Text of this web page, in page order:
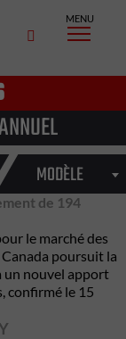
MENU
MODÈLE
de 194
le marché des
poursuit la
un nouvel apport
confirmé le 15